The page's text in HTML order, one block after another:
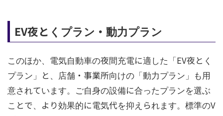
EV夜とくプラン・動力プラン
このほか、電気自動車の夜間充電に適した「EV夜とく
プラン」と、店舗・事業所向けの「動力プラン」も用
意されています。ご自身の設備に合ったプランを選ぶ
ことで、より効果的に電気代を抑えられます。標準のV